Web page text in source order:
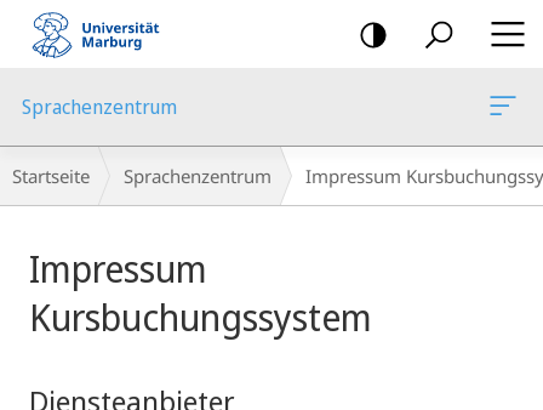
Mobile-
Navigation
Sprachenzentrum
Breadcrumb-
Navigation
Startseite Sprachenzentrum Impressum
Impressum
Kursbuchungssystem
Diensteanbieter